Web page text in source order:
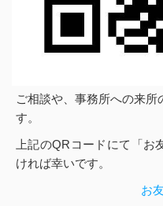
ご相談や、事務所への来所
す。
上記のQRコードにて「
ければ幸いです。
お